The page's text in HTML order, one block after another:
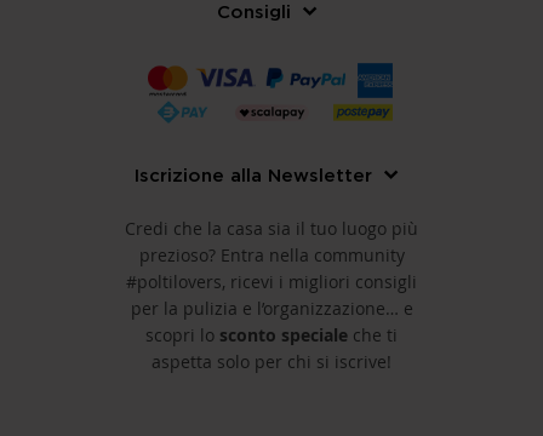
Consigli
Iscrizione alla Newsletter
Credi che la casa sia il tuo luogo più
prezioso? Entra nella community
#poltilovers, ricevi i migliori consigli
per la pulizia e l’organizzazione… e
scopri lo sconto speciale che ti
aspetta solo per chi si iscrive!